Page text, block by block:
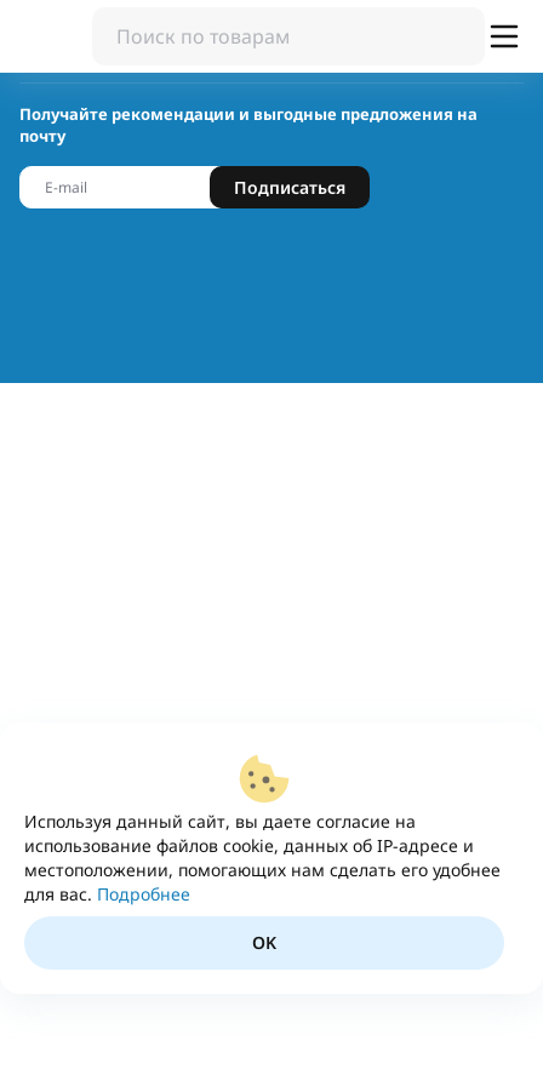
Используя данный сайт, вы даете согласие на
использование файлов cookie, данных об IP-адресе и
местоположении, помогающих нам сделать его удобнее
для вас. Подробнее
OK
Получайте рекомендации и выгодные предложения на
почту
Подписаться